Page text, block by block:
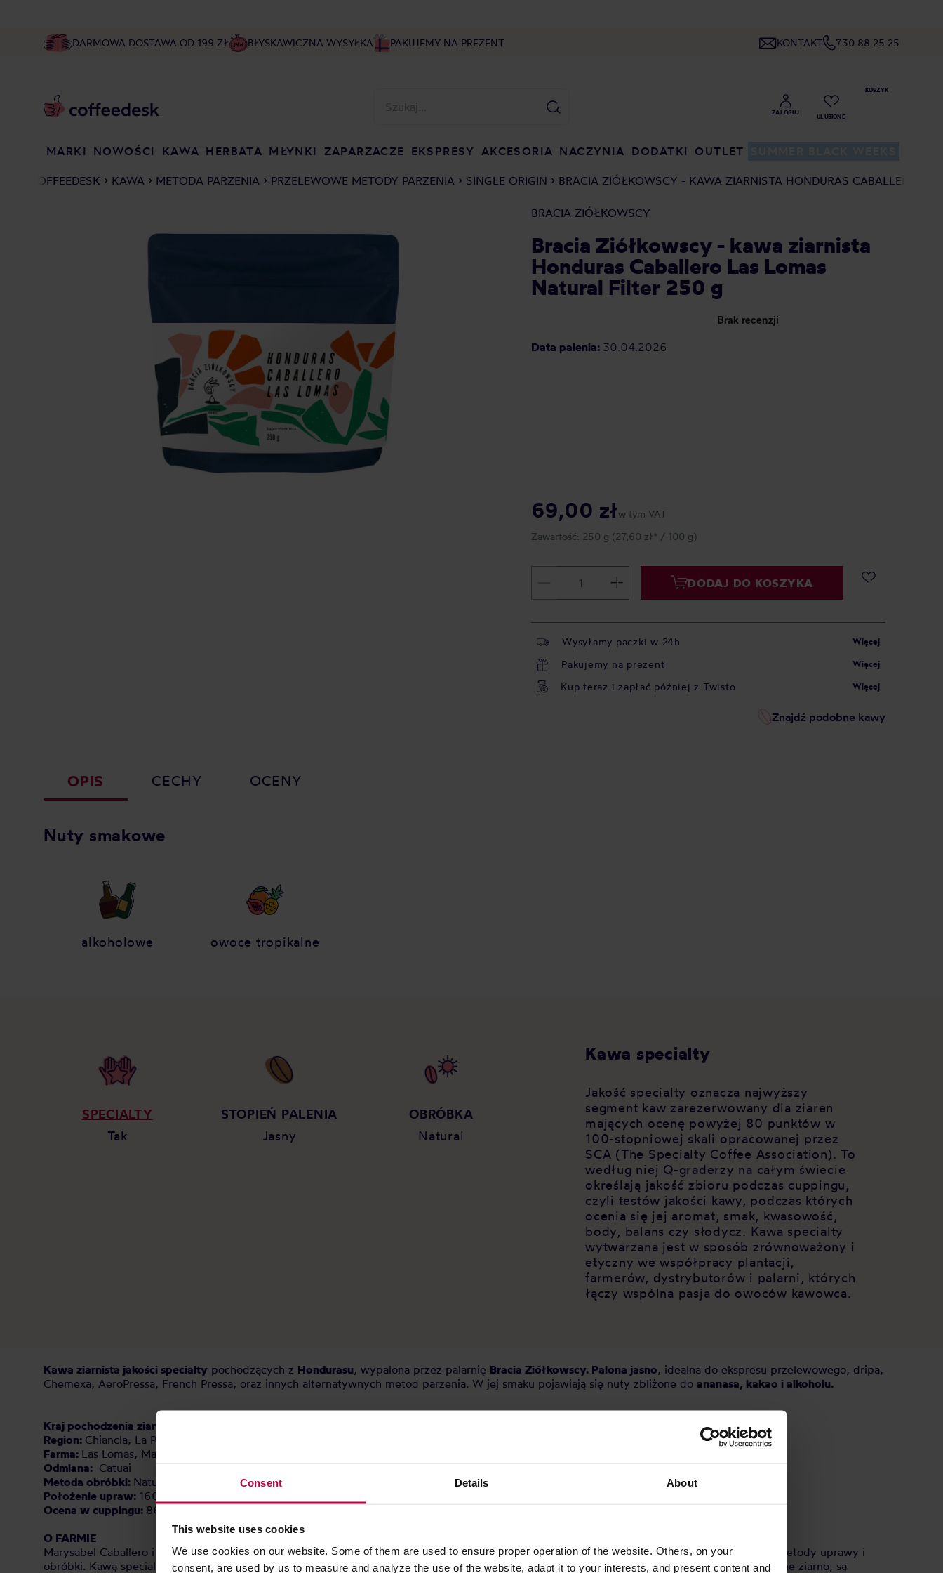
Consent Details About
This website uses cookies
We use cookies on our website. Some of them are used to ensure proper operation of the website. Others, on your
consent, are used by us to measure and analyze the use of the website, adapt it to your interests, and present content and
DARMOWA DOSTAWA OD 199 ZŁ BŁYSKAWICZNA WYSYŁKA PAKUJEMY NA PREZENT KONTAKT 730 88 25 25
MARKI NOWOŚCI KAWA HERBATA MŁYNKI ZAPARZACZE EKSPRESY AKCESORIA NACZYNIA DODATKI OUTLET
COFFEEDESK KAWA METODA PARZENIA PRZELEWOWE METODY PARZENIA SINGLE ORIGIN BRACIA ZIÓŁKOWSCY - KAWA ZIARNISTA HONDURAS CABALLERO
BRACIA ZIÓŁKOWSCY
Bracia Ziółkowscy - kawa ziarnista
Honduras Caballero Las Lomas
Natural Filter 250 g
Data palenia: 30.04.2026
69,00 złw tym VAT
Zawartość: 250 g (27,60 zł* / 100 g)
DODAJ DO KOSZYKA
Wysyłamy paczki w 24h Więcej
Pakujemy na prezent Więcej
Kup teraz i zapłać później z Twisto Więcej
Znajdź podobne kawy
OPIS CECHY OCENY
Nuty smakowe
alkoholowe owoce tropikalne
SPECIALTY
Tak
STOPIEŃ PALENIA
Jasny
OBRÓBKA
Natural
Kawa specialty
Jakość specialty oznacza najwyższy
segment kaw zarezerwowany dla ziaren
mających ocenę powyżej 80 punktów w
100-stopniowej skali opracowanej przez
SCA (The Specialty Coffee Association). To
według niej Q-graderzy na całym świecie
określają jakość zbioru podczas cuppingu,
czyli testów jakości kawy, podczas których
ocenia się jej aromat, smak, kwasowość,
body, balans czy słodycz. Kawa specialty
wytwarzana jest w sposób zrównoważony i
etyczny we współpracy plantacji,
farmerów, dystrybutorów i palarni, których
łączy wspólna pasja do owoców kawowca.
Kawa ziarnista jakości specialty pochodzących z Hondurasu, wypalona przez palarnię Bracia Ziółkowscy. Palona jasno, idealna do ekspresu przelewowego, dripa,
Chemexa, AeroPressa, French Pressa, oraz innych alternatywnych metod parzenia. W jej smaku pojawiają się nuty zbliżone do ananasa, kakao i alkoholu.
Kraj pochodzenia ziaren:
Region: Chiancla, La Paz
Farma: Las Lomas, Marysabel Caballero i Moises Herrera
Odmiana: Catuai
Metoda obróbki: Natural
Położenie upraw: 1600 m n.p.m.
Ocena w cuppingu: 86 / 100 pkt
O FARMIE
Marysabel Caballero i jej mąż, Moises Herrera, są drugim i trzecim pokoleniem w kawie. Farmy odziedziczyli po rodzicach i twórczo rozwinęli metody uprawy i
obróbki. Kawą specialty zajmują się od początku lat 2000 i już dawno zyskali status legendarny. Rok po roku produkują najwyższej jakości zielone ziarno, są